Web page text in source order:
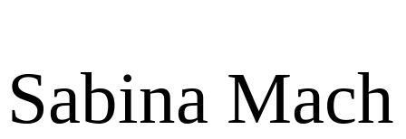
Sabina Mach